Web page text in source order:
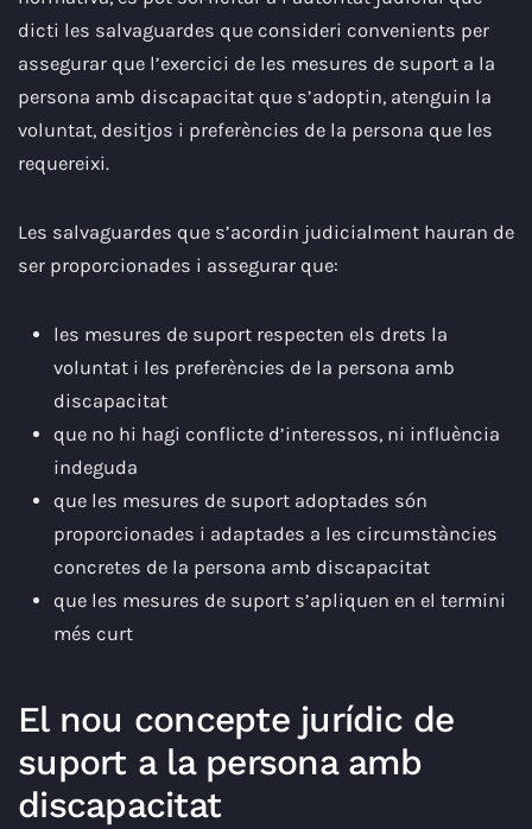
dicti les salvaguardes que consideri convenients per
assegurar que l’exercici de les mesures de suport a la
persona amb discapacitat que s’adoptin, atenguin la
voluntat, desitjos i preferències de la persona que les
requereixi.
Les salvaguardes que s’acordin judicialment hauran de
ser proporcionades i assegurar que:
les mesures de suport respecten els drets la
voluntat i les preferències de la persona amb
discapacitat
que no hi hagi conflicte d’interessos, ni influència
indeguda
que les mesures de suport adoptades són
proporcionades i adaptades a les circumstàncies
concretes de la persona amb discapacitat
que les mesures de suport s’apliquen en el termini
més curt
El nou concepte jurídic de
suport a la persona amb
discapacitat